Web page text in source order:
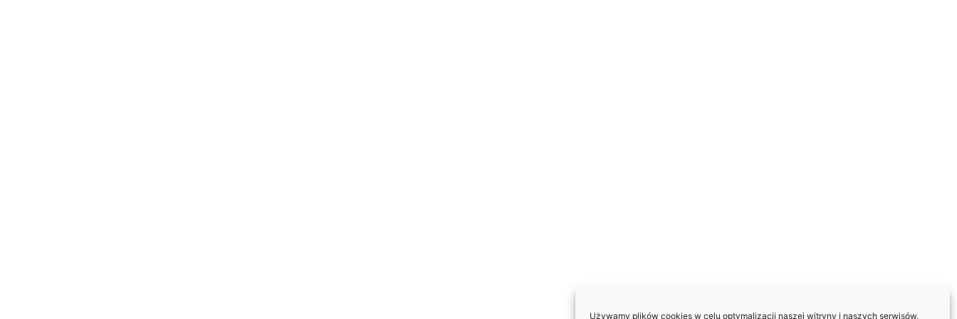
Używamy plików cookies w celu optymalizacji naszej witryny i naszych serwisów.